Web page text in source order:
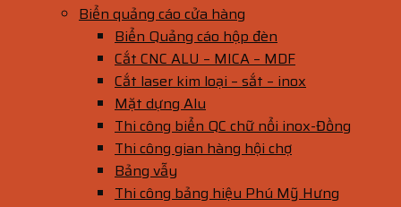
Biển quảng cáo cửa hàng
Biển Quảng cáo hộp đèn
Cắt CNC ALU – MICA – MDF
Cắt laser kim loại – sắt – inox
Mặt dựng Alu
Thi công biển QC chữ nổi inox-Đồng
Thi công gian hàng hội chợ
Bảng vẫy
Thi công bảng hiệu Phú Mỹ Hưng